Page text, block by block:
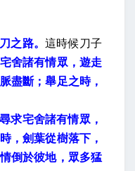
之路。 這時候刀子
舍諸有情眾，遊走
盡斷；舉足之時，
求宅舍諸有情眾，
，劍葉從樹落下，
倒於彼地，眾多猛